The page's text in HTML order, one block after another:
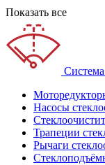
Показать все
Система
Насосы
Трапеции
Рычаги